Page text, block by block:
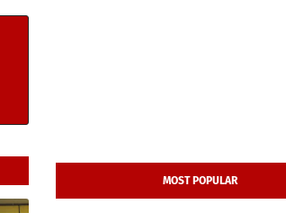
MOST POPULAR